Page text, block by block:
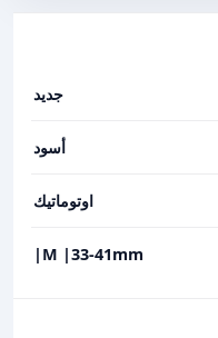
جديد
أسود
اوتوماتيك
M |33-41mm|